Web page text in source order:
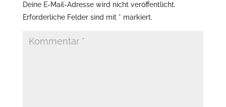
Deine E-Mail-Adresse wird nicht veröffentlicht.
Erforderliche Felder sind mit * markiert.